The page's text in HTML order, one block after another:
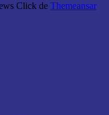
Click de Themeansar